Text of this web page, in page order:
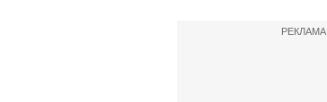
РЕКЛАМА